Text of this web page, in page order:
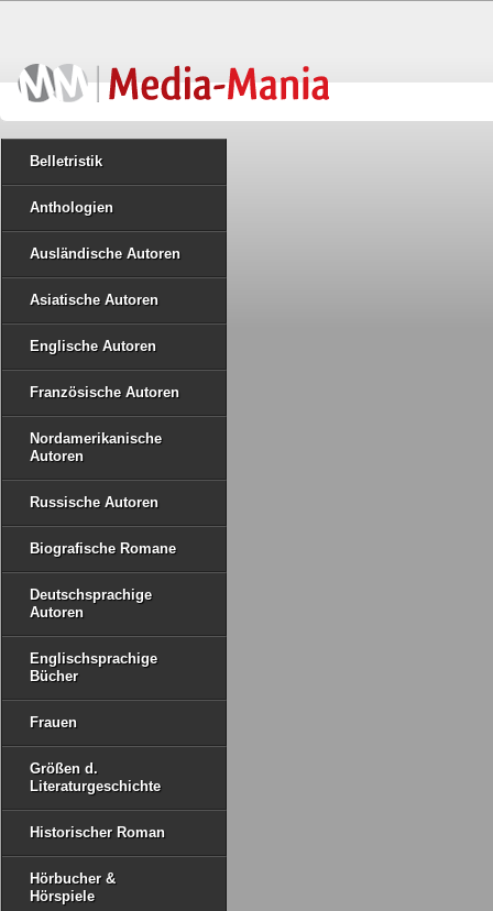
Belletristik
Anthologien
Ausländische Autoren
Asiatische Autoren
Englische Autoren
Französische Autoren
Nordamerikanische
Autoren
Russische Autoren
Biografische Romane
Deutschsprachige
Autoren
Englischsprachige
Bücher
Frauen
Größen d.
Literaturgeschichte
Historischer Roman
Hörbucher &
Hörspiele